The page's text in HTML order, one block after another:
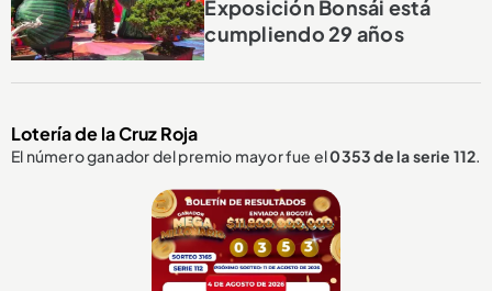
Exposición Bonsái está
cumpliendo 29 años
Lotería de la Cruz Roja
El número ganador del premio mayor fue el0353de la serie 112.